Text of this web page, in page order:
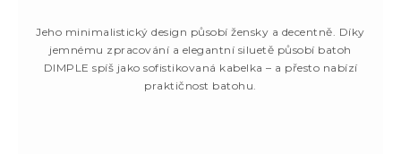
Jeho minimalistický design působí žensky a decentně. Díky
jemnému zpracování a elegantní siluetě působí batoh
DIMPLE spíš jako sofistikovaná kabelka – a přesto nabízí
praktičnost batohu.